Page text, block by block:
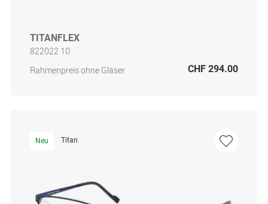
TITANFLEX
822022 10
Rahmenpreis ohne Gläser
CHF 294.00
Neu Titan